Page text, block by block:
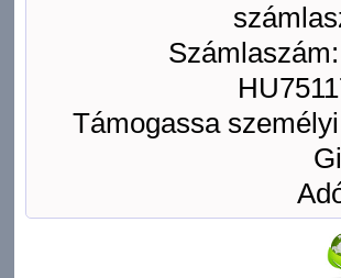
Támogassa